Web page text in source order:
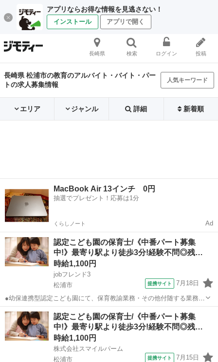
アプリならお得な情報を見逃さない！
インストール アプリで開く
長崎県 検索 ログイン 投稿
長崎県 松浦市の教育のアルバイト・バイト・パー
トの求人募集情報
人気キーワード
エリア ジャンル 詳細 新着順
MacBook Air 13インチ 0円
抽選でプレゼント！応募は1分
くらしノート Ad
認定こども園の保育士/《中番パート募集
中!》最寄り駅より徒歩3分!経験不問◎残…
時給1,100円
jobフレンド3
松浦市
提携サイト 7月18日
●幼保連携型認定こども園にて、保育教諭業務・その他付随する業務に
従事していただきます◎未経験の方もご応募OK！●お子様の学校行事
等でのお休みも相談可能ですので、子育て中の方もご安心ください☆
彡●勤務日数は週2日～ご相談OK♪...
長崎 松浦市 保育士
認定こども園の保育士/《中番パート募集
中!》最寄り駅より徒歩3分!経験不問◎残…
時給1,100円
株式会社スマイルパーム
松浦市
提携サイト 7月15日